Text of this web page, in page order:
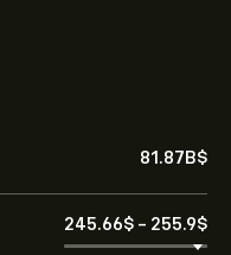
81.87B‎$‎
245.66‎$‎ - 255.9‎$‎